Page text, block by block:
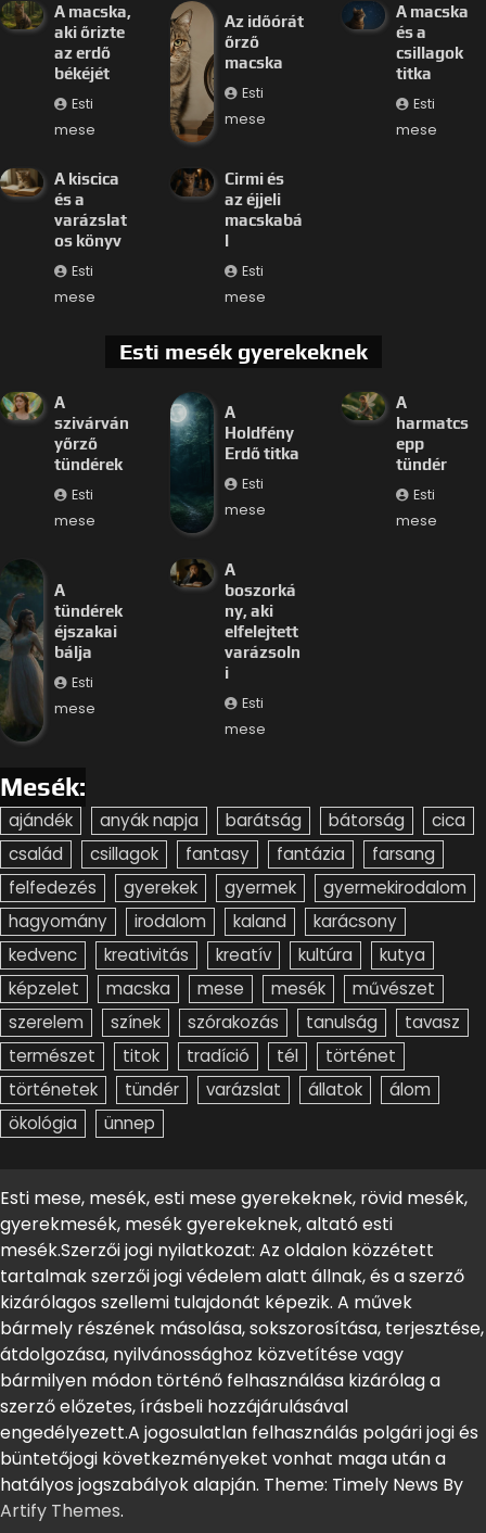
A macska,
aki őrizte
az erdő
békéjét
Esti
mese
Az időórát
őrző
macska
Esti
mese
A macska
és a
csillagok
titka
Esti
mese
A kiscica
és a
varázslat
os könyv
Esti
mese
Cirmi és
az éjjeli
macskabá
l
Esti
mese
Esti mesék gyerekeknek
A
szivárván
yőrző
tündérek
Esti
mese
A
Holdfény
Erdő titka
Esti
mese
A
harmatcs
epp
tündér
Esti
mese
A
tündérek
éjszakai
bálja
Esti
mese
A
boszorká
ny, aki
elfelejtett
varázsoln
i
Esti
mese
Mesék:
ajándék anyák napja barátság bátorság
cica
család
csillagok fantasy fantázia
farsang
felfedezés
gyerekek gyermek
gyermekirodalom
hagyomány
irodalom kaland
karácsony
kedvenc
kreativitás kreatív kultúra
kutya
képzelet
macska mese mesék
művészet
szerelem
színek szórakozás tanulság
tavasz
természet
titok tradíció tél
történet
történetek
tündér varázslat állatok
álom
ökológia
ünnep
Esti mese, mesék, esti mese gyerekeknek, rövid mesék,
gyerekmesék, mesék gyerekeknek, altató esti
mesék.Szerzői jogi nyilatkozat: Az oldalon közzétett
tartalmak szerzői jogi védelem alatt állnak, és a szerző
kizárólagos szellemi tulajdonát képezik. A művek
bármely részének másolása, sokszorosítása, terjesztése,
átdolgozása, nyilvánossághoz közvetítése vagy
bármilyen módon történő felhasználása kizárólag a
szerző előzetes, írásbeli hozzájárulásával
engedélyezett.A jogosulatlan felhasználás polgári jogi és
büntetőjogi következményeket vonhat maga után a
hatályos jogszabályok alapján. Theme: Timely News By
Artify Themes.